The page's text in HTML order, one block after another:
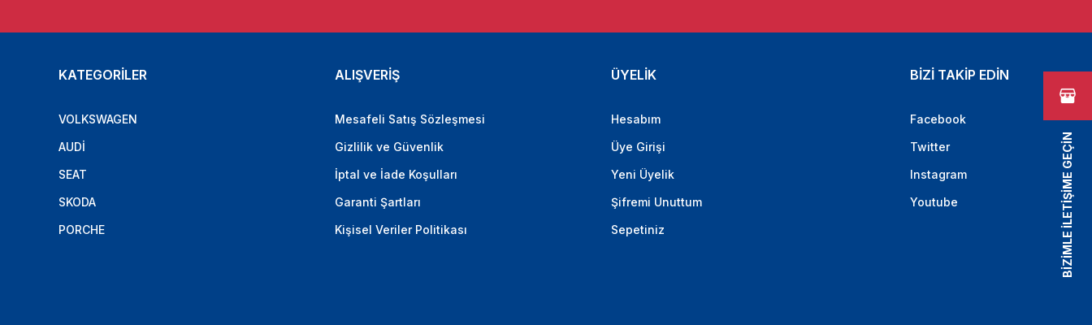
KATEGORİLER
VOLKSWAGEN
AUDİ
SEAT
SKODA
PORCHE
ALIŞVERİŞ
Mesafeli Satış Sözleşmesi
Gizlilik ve Güvenlik
İptal ve İade Koşulları
Garanti Şartları
Kişisel Veriler Politikası
ÜYELİK
Hesabım
Üye Girişi
Yeni Üyelik
Şifremi Unuttum
Sepetiniz
BİZİ TAKİP EDİN
Facebook
Twitter
Instagram
Youtube
BİZİMLE İLETİŞİME GEÇİN